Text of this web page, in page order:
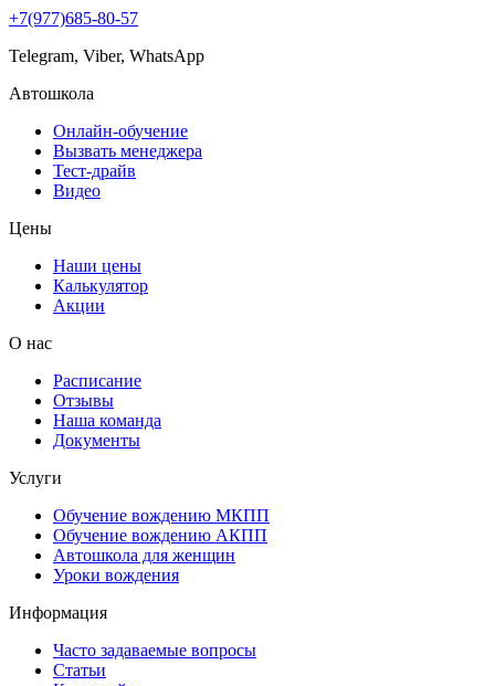
+7(977)685-80-57
Telegram, Viber, WhatsApp
Автошкола
Онлайн-обучение
Вызвать менеджера
Тест-драйв
Видео
Цены
Наши цены
Калькулятор
Акции
О нас
Расписание
Отзывы
Наша команда
Документы
Услуги
Обучение вождению МКПП
Обучение вождению АКПП
Автошкола для женщин
Уроки вождения
Информация
Часто задаваемые вопросы
Статьи